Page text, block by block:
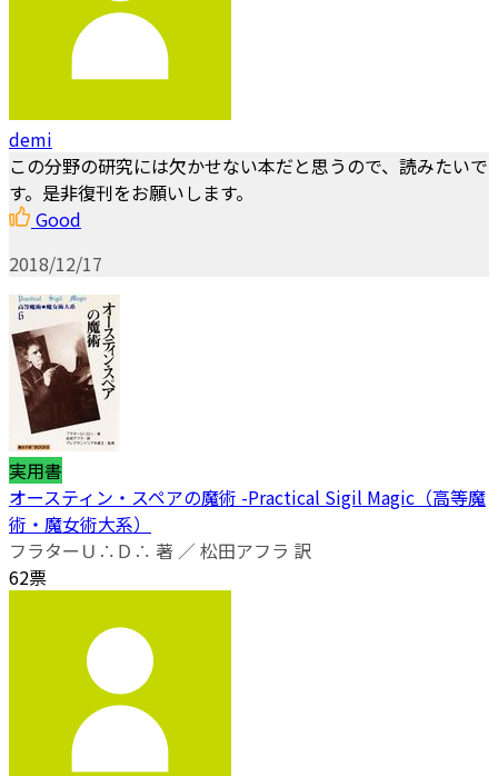
demi
この分野の研究には欠かせない本だと思うので、読みたいで
す。是非復刊をお願いします。
Good
2018/12/17
実用書
オースティン・スペアの魔術 -Practical Sigil Magic（高等魔
術・魔女術大系）
フラターＵ∴Ｄ∴ 著 ／ 松田アフラ 訳
62票